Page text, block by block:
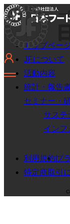
トップペー
JFについて
活動内容
統計・報告
セミナー・
サステ
インフ
利用規約プ
特定商取引